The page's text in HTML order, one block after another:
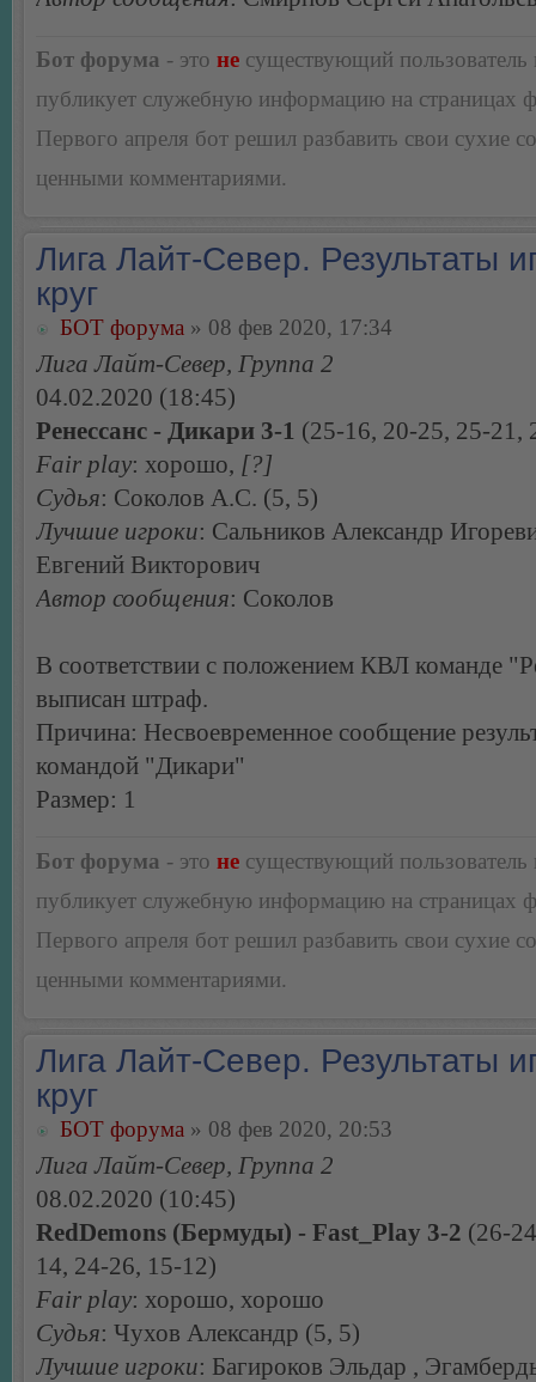
Бот форума - это не существующий пользователь
публикует служебную информацию на страницах
Первого апреля бот решил разбавить свои сухие
ценными комментариями.
Лига Лайт-Север. Результаты
круг
БОТ форума » 08 фев 2020, 17:34
Лига Лайт-Север, Группа 2
04.02.2020 (18:45)
Ренессанс - Дикари 3-1 (25-16, 20-25, 25-21,
Fair play: хорошо, [?]
Судья: Соколов А.С. (5, 5)
Лучшие игроки: Сальников Александр
Евгений Викторович
Автор сообщения: Соколов
В соответствии с положением КВЛ команде
выписан штраф.
Причина: Несвоевременное сообщение
командой "Дикари"
Размер: 1
Бот форума - это не существующий пользователь
публикует служебную информацию на страницах
Первого апреля бот решил разбавить свои сухие
ценными комментариями.
Лига Лайт-Север. Результаты
круг
БОТ форума » 08 фев 2020, 20:53
Лига Лайт-Север, Группа 2
08.02.2020 (10:45)
RedDemons (Бермуды) - Fast_Play 3-2 (26-
14, 24-26, 15-12)
Fair play: хорошо, хорошо
Судья: Чухов Александр (5, 5)
Лучшие игроки: Багироков Эльдар ,